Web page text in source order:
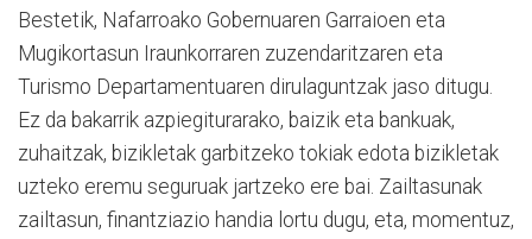
Bestetik, Nafarroako Gobernuaren Garraioen eta
Mugikortasun Iraunkorraren zuzendaritzaren eta
Turismo Departamentuaren dirulaguntzak jaso ditugu.
Ez da bakarrik azpiegiturarako, baizik eta bankuak,
zuhaitzak, bizikletak garbitzeko tokiak edota bizikletak
uzteko eremu seguruak jartzeko ere bai. Zailtasunak
zailtasun, finantziazio handia lortu dugu, eta, momentuz,